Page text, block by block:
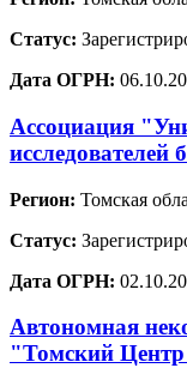
Статус:
Дата ОГРН:
Ассоциация
Регион: Томская
Статус:
Дата ОГРН:
Автономная
"Томский Центр